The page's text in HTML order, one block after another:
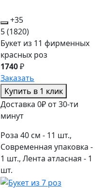
+35
5(1820)
Букет из 11 фирменных
красных роз
1740₽
Заказать
Купить в 1 клик
Доставка 0₽ от 30-ти
минут
Роза 40 см - 11 шт.,
Современная упаковка -
1 шт., Лента атласная - 1
шт.